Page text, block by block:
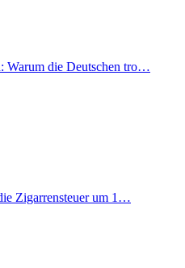
Warum die Deutschen tro…
Zigarrensteuer um 1…